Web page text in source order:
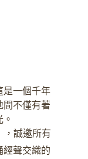
是一個千年
間不僅有著
，誠邀所有
經聲交織的